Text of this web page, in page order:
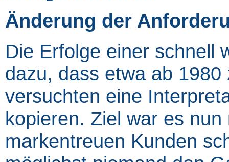
Änderung der
Die Erfolge einer schnell
dazu, dass etwa ab
versuchten eine
kopieren. Ziel war es
markentreuen Kunden